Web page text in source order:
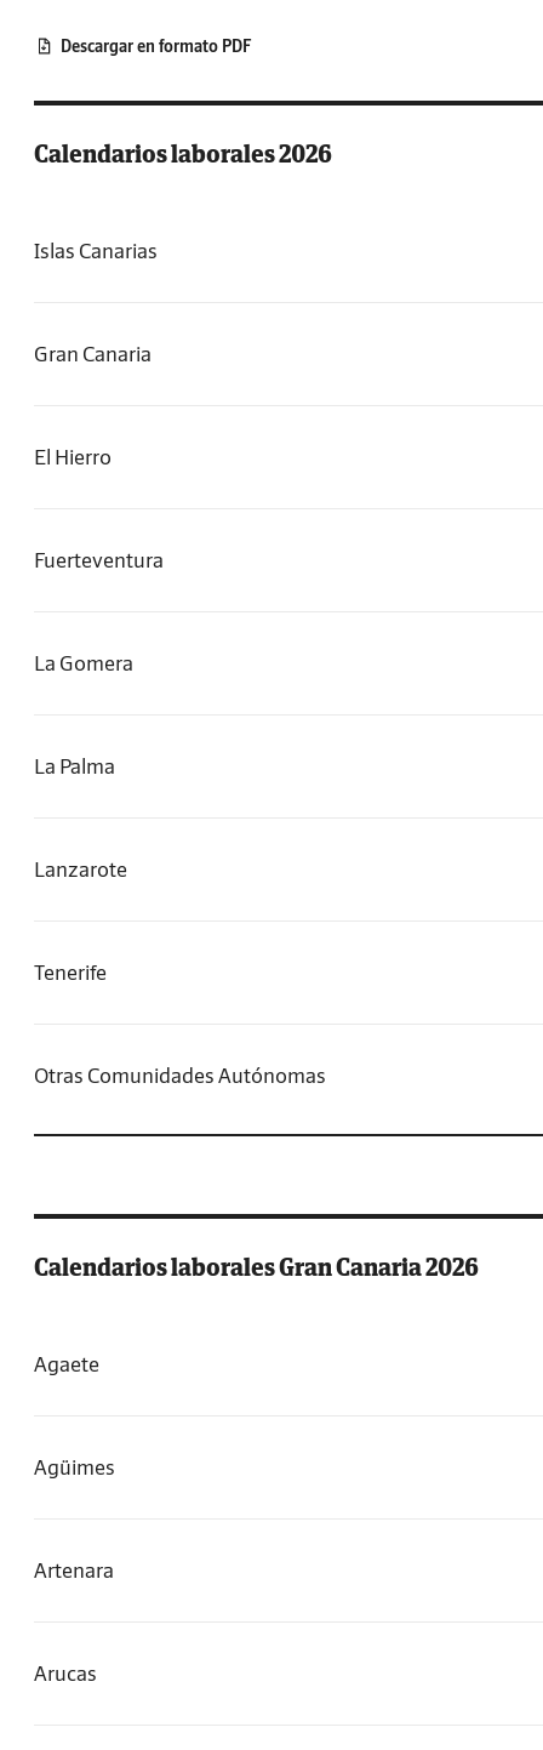
Descargar en formato PDF
Calendarios laborales 2026
Islas Canarias
Gran Canaria
El Hierro
Fuerteventura
La Gomera
La Palma
Lanzarote
Tenerife
Otras Comunidades Autónomas
Calendarios laborales Gran Canaria 2026
Agaete
Agüimes
Artenara
Arucas